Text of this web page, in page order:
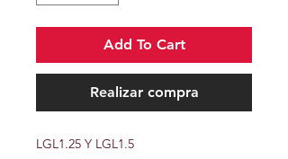
Add To Cart
Realizar compra
LGL1.25 Y LGL1.5